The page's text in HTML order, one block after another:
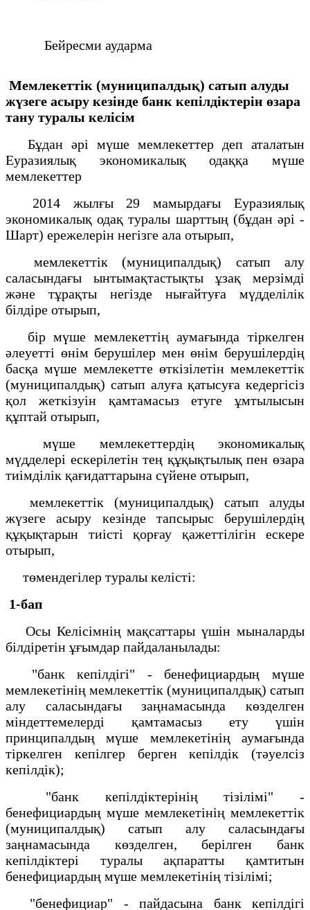
Бейресми аударма
Мемлекеттік (муниципалдық) сатып алуды
жүзеге асыру кезінде банк кепілдіктерін өзара
тану туралы келісім
Бұдан әрі мүше мемлекеттер деп аталатын
Еуразиялық экономикалық одаққа мүше
мемлекеттер
2014 жылғы 29 мамырдағы Еуразиялық
экономикалық одақ туралы шарттың (бұдан әрі -
Шарт) ережелерін негізге ала отырып,
мемлекеттік (муниципалдық) сатып алу
саласындағы ынтымақтастықты ұзақ мерзімді
және тұрақты негізде нығайтуға мүдделілік
білдіре отырып,
бір мүше мемлекеттің аумағында тіркелген
әлеуетті өнім берушілер мен өнім берушілердің
басқа мүше мемлекетте өткізілетін мемлекеттік
(муниципалдық) сатып алуға қатысуға кедергісіз
қол жеткізуін қамтамасыз етуге ұмтылысын
құптай отырып,
мүше мемлекеттердің экономикалық
мүдделері ескерілетін тең құқықтылық пен өзара
тиімділік қағидаттарына сүйене отырып,
мемлекеттік (муниципалдық) сатып алуды
жүзеге асыру кезінде тапсырыс берушілердің
құқықтарын тиісті қорғау қажеттілігін ескере
отырып,
төмендегілер туралы келісті:
1-бап
Осы Келісімнің мақсаттары үшін мыналарды
білдіретін ұғымдар пайдаланылады:
"банк кепілдігі" - бенефициардың мүше
мемлекетінің мемлекеттік (муниципалдық) сатып
алу саласындағы заңнамасында көзделген
міндеттемелерді қамтамасыз ету үшін
принципалдың мүше мемлекетінің аумағында
тіркелген кепілгер берген кепілдік (тәуелсіз
кепілдік);
"банк кепілдіктерінің тізілімі" -
бенефициардың мүше мемлекетінің мемлекеттік
(муниципалдық) сатып алу саласындағы
заңнамасында көзделген, берілген банк
кепілдіктері туралы ақпаратты қамтитын
бенефициардың мүше мемлекетінің тізілімі;
"бенефициар" - пайдасына банк кепілдігі